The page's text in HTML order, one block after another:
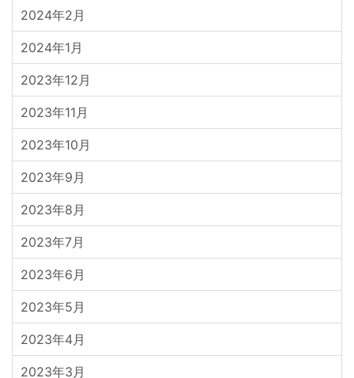
2024年2月
2024年1月
2023年12月
2023年11月
2023年10月
2023年9月
2023年8月
2023年7月
2023年6月
2023年5月
2023年4月
2023年3月